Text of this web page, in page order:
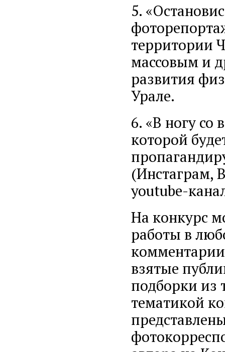
5.
территории
массовым и
развития
Урале.
6. «В ногу со
которой
(Инстаграм,
youtube-
На конкурс
работы в
взятые
подборки из
тематикой